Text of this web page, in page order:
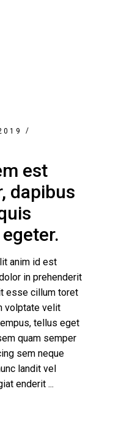
est
dapibus
anim id est
in prehenderit
esse cillum toret
volptate velit
tellus eget
quam semper
sem neque
landit vel
enderit